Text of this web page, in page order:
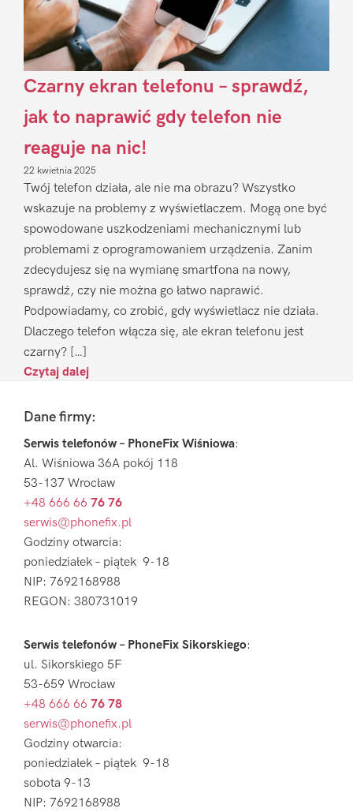
Czarny ekran telefonu – sprawdź,
jak to naprawić gdy telefon nie
reaguje na nic!
22 kwietnia 2025
Twój telefon działa, ale nie ma obrazu? Wszystko
wskazuje na problemy z wyświetlaczem. Mogą one być
spowodowane uszkodzeniami mechanicznymi lub
problemami z oprogramowaniem urządzenia. Zanim
zdecydujesz się na wymianę smartfona na nowy,
sprawdź, czy nie można go łatwo naprawić.
Podpowiadamy, co zrobić, gdy wyświetlacz nie działa.
Dlaczego telefon włącza się, ale ekran telefonu jest
czarny? […]
Czytaj dalej
FooterDane firmy:
Serwis telefonów – PhoneFix Wiśniowa:
Al. Wiśniowa 36A pokój 118
53-137 Wrocław
+48 666 66 76 76
serwis@phonefix.pl
Godziny otwarcia:
poniedziałek – piątek 9-18
NIP: 7692168988
REGON: 380731019
Serwis telefonów – PhoneFix Sikorskiego:
ul. Sikorskiego 5F
53-659 Wrocław
+48 666 66 76 78
serwis@phonefix.pl
Godziny otwarcia:
poniedziałek – piątek 9-18
sobota 9-13
NIP: 7692168988